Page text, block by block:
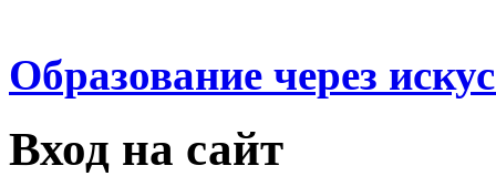
Образование через
Вход на сайт